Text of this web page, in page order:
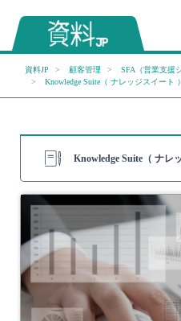
資料JP 顧客管理
SFA（営業支援
Knowledge Suite（ ナレッジスイート
Knowledge Suite（ ナレ